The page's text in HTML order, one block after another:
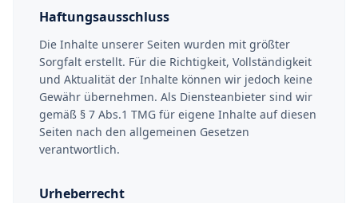
Haftungsausschluss
Die Inhalte unserer Seiten wurden mit größter
Sorgfalt erstellt. Für die Richtigkeit, Vollständigkeit
und Aktualität der Inhalte können wir jedoch keine
Gewähr übernehmen. Als Diensteanbieter sind wir
gemäß § 7 Abs.1 TMG für eigene Inhalte auf diesen
Seiten nach den allgemeinen Gesetzen
verantwortlich.
Urheberrecht